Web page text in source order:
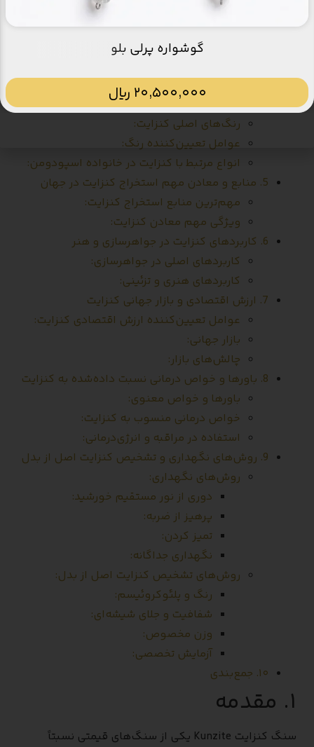
۱. مقدمه
ویژگی‌های مهم کانی‌شناسی سنگ کنزایت:
4. رنگ‌ها و انواع مختلف کنزایت
رنگ‌های اصلی کنزایت:
عوامل تعیین‌کننده رنگ:
انواع مرتبط با کنزایت در خانواده اسپودومن:
5. منابع و معادن مهم استخراج کنزایت در جهان
مهم‌ترین منابع استخراج کنزایت:
ویژگی مهم معادن کنزایت:
6. کاربردهای کنزایت در جواهرسازی و هنر
کاربردهای اصلی در جواهرسازی:
کاربردهای هنری و تزئینی:
7. ارزش اقتصادی و بازار جهانی کنزایت
عوامل تعیین‌کننده ارزش اقتصادی کنزایت:
بازار جهانی:
چالش‌های بازار:
8. باورها و خواص درمانی نسبت داده‌شده به کنزایت
باورها و خواص معنوی:
خواص درمانی منسوب به کنزایت:
استفاده در مراقبه و انرژی‌درمانی:
9. روش‌های نگهداری و تشخیص کنزایت اصل از بدل
روش‌های نگهداری:
دوری از نور مستقیم خورشید:
پرهیز از ضربه:
تمیز کردن:
نگهداری جداگانه:
روش‌های تشخیص کنزایت اصل از بدل:
رنگ و پلئوکروئیسم:
شفافیت و جلای شیشه‌ای:
وزن مخصوص:
آزمایش تخصصی:
۱۰. جمع‌بندی
۱. مقدمه
سنگ کنزایت Kunzite یکی از سنگ‌های قیمتی نسبتاً
گوشواره پرلی بلو
20,500,000 ﷼